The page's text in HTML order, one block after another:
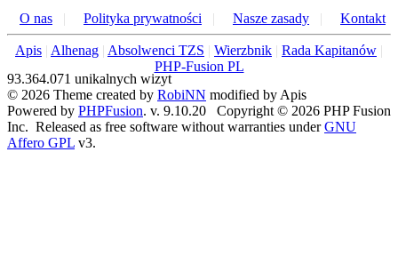
O nas | Polityka prywatności | Nasze zasady | Kontakt
Apis | Alhenag | Absolwenci TZS | Wierzbnik | Rada Kapitanów |
PHP-Fusion PL
93.364.071 unikalnych wizyt
© 2026 Theme created by RobiNN modified by Apis
Powered by PHPFusion. v. 9.10.20 Copyright © 2026 PHP Fusion
Inc. Released as free software without warranties underGNU
Affero GPL v3.